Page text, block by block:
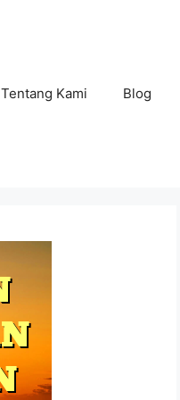
Tentang Kami Blog